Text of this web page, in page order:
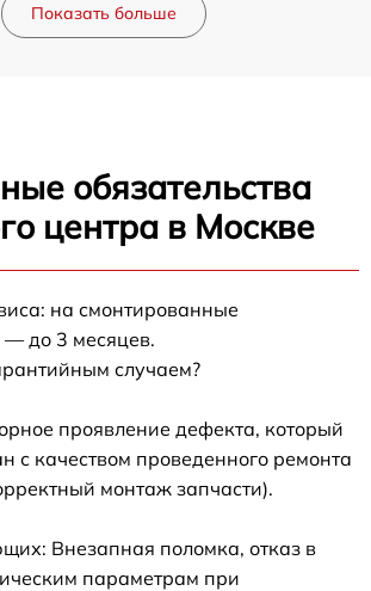
Показать больше
обязательства
центра в Москве
на смонтированные
до 3 месяцев.
случаем?
проявление дефекта, который
с качеством проведенного ремонта
монтаж запчасти).
Внезапная поломка, отказ в
параметрам при